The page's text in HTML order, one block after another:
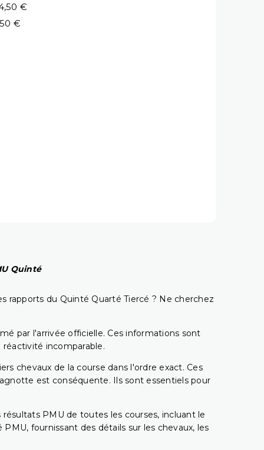
€
€
Quinté
rapports du Quinté Quarté Tiercé ? Ne cherchez
par l'arrivée officielle. Ces informations sont
incomparable.
chevaux de la course dans l'ordre exact. Ces
est conséquente. Ils sont essentiels pour
PMU de toutes les courses, incluant le
fournissant des détails sur les chevaux, les